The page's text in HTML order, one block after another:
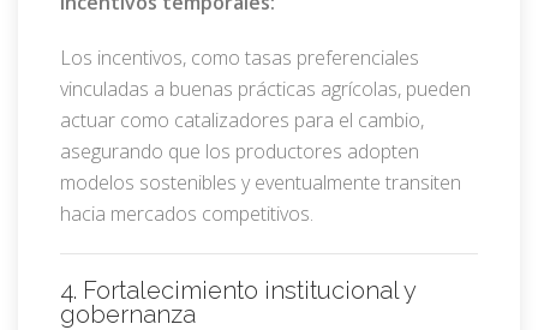
Los incentivos, como tasas preferenciales
vinculadas a buenas prácticas agrícolas, pueden
actuar como catalizadores para el cambio,
asegurando que los productores adopten
modelos sostenibles y eventualmente transiten
hacia mercados competitivos.
4. Fortalecimiento institucional y
gobernanza